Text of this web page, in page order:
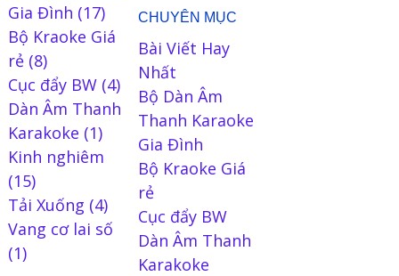
Gia Đình (17)
Bộ Kraoke Giá
rẻ(8)
Cục đẩy BW(4)
Dàn Âm Thanh
Karakoke (1)
Kinh nghiêm
(15)
Tải Xuống (4)
Vang cơ lai số
(1)
CHUYÊN MỤC
Bài Viết Hay
Nhất
Bộ Dàn Âm
Thanh Karaoke
Gia Đình
Bộ Kraoke Giá
rẻ
Cục đẩy BW
Dàn Âm Thanh
Karakoke